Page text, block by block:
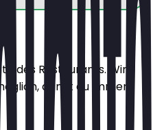
des Restaurants. Wir
damit du immer